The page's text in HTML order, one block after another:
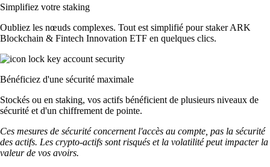
Simplifiez votre staking
Oubliez les nœuds complexes. Tout est simplifié pour staker ARK
Blockchain & Fintech Innovation ETF en quelques clics.
Bénéficiez d'une sécurité maximale
Stockés ou en staking, vos actifs bénéficient de plusieurs niveaux de
sécurité et d'un chiffrement de pointe.
Ces mesures de sécurité concernent l'accès au compte, pas la sécurité
des actifs. Les crypto-actifs sont risqués et la volatilité peut impacter la
valeur de vos avoirs.